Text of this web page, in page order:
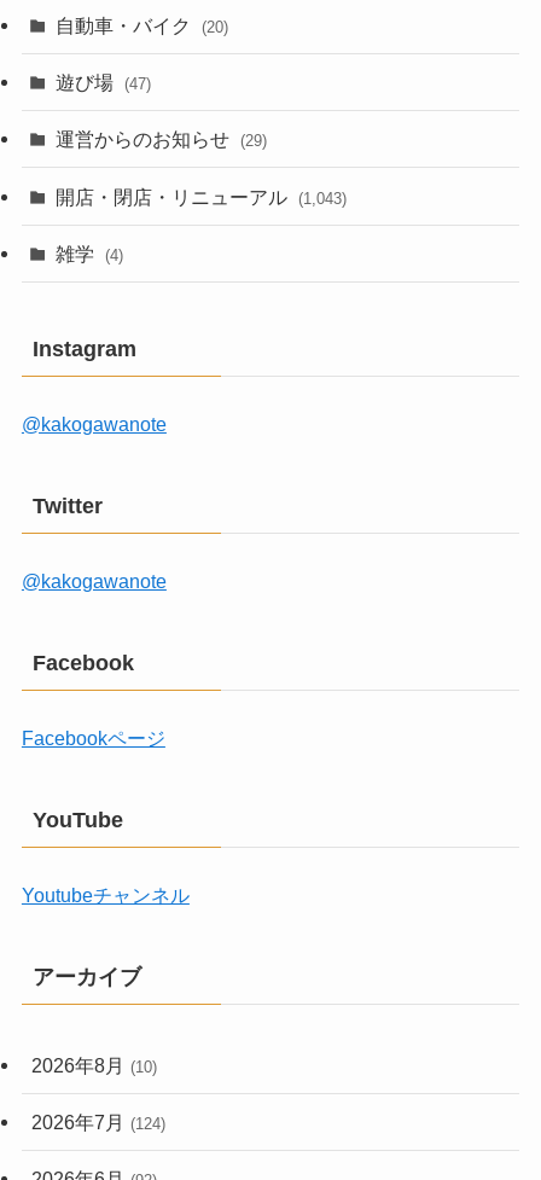
自動車・バイク (20)
遊び場 (47)
運営からのお知らせ (29)
開店・閉店・リニューアル (1,043)
雑学 (4)
Instagram
@kakogawanote
Twitter
@kakogawanote
Facebook
Facebookページ
YouTube
Youtubeチャンネル
アーカイブ
2026年8月 (10)
2026年7月 (124)